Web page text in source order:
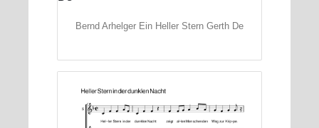
Bernd Arhelger Ein Heller Stern Gerth De